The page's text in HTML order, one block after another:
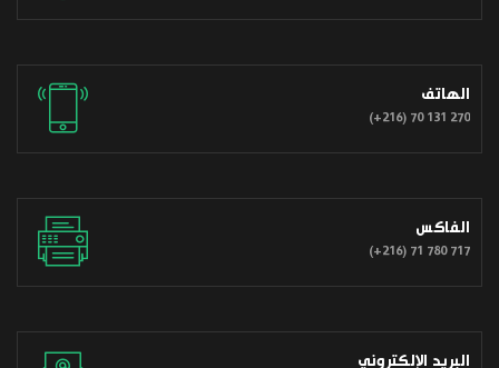
الهاتف
(+216) 70 131 270
الفاكس
(+216) 71 780 717
البريد الإلكتروني